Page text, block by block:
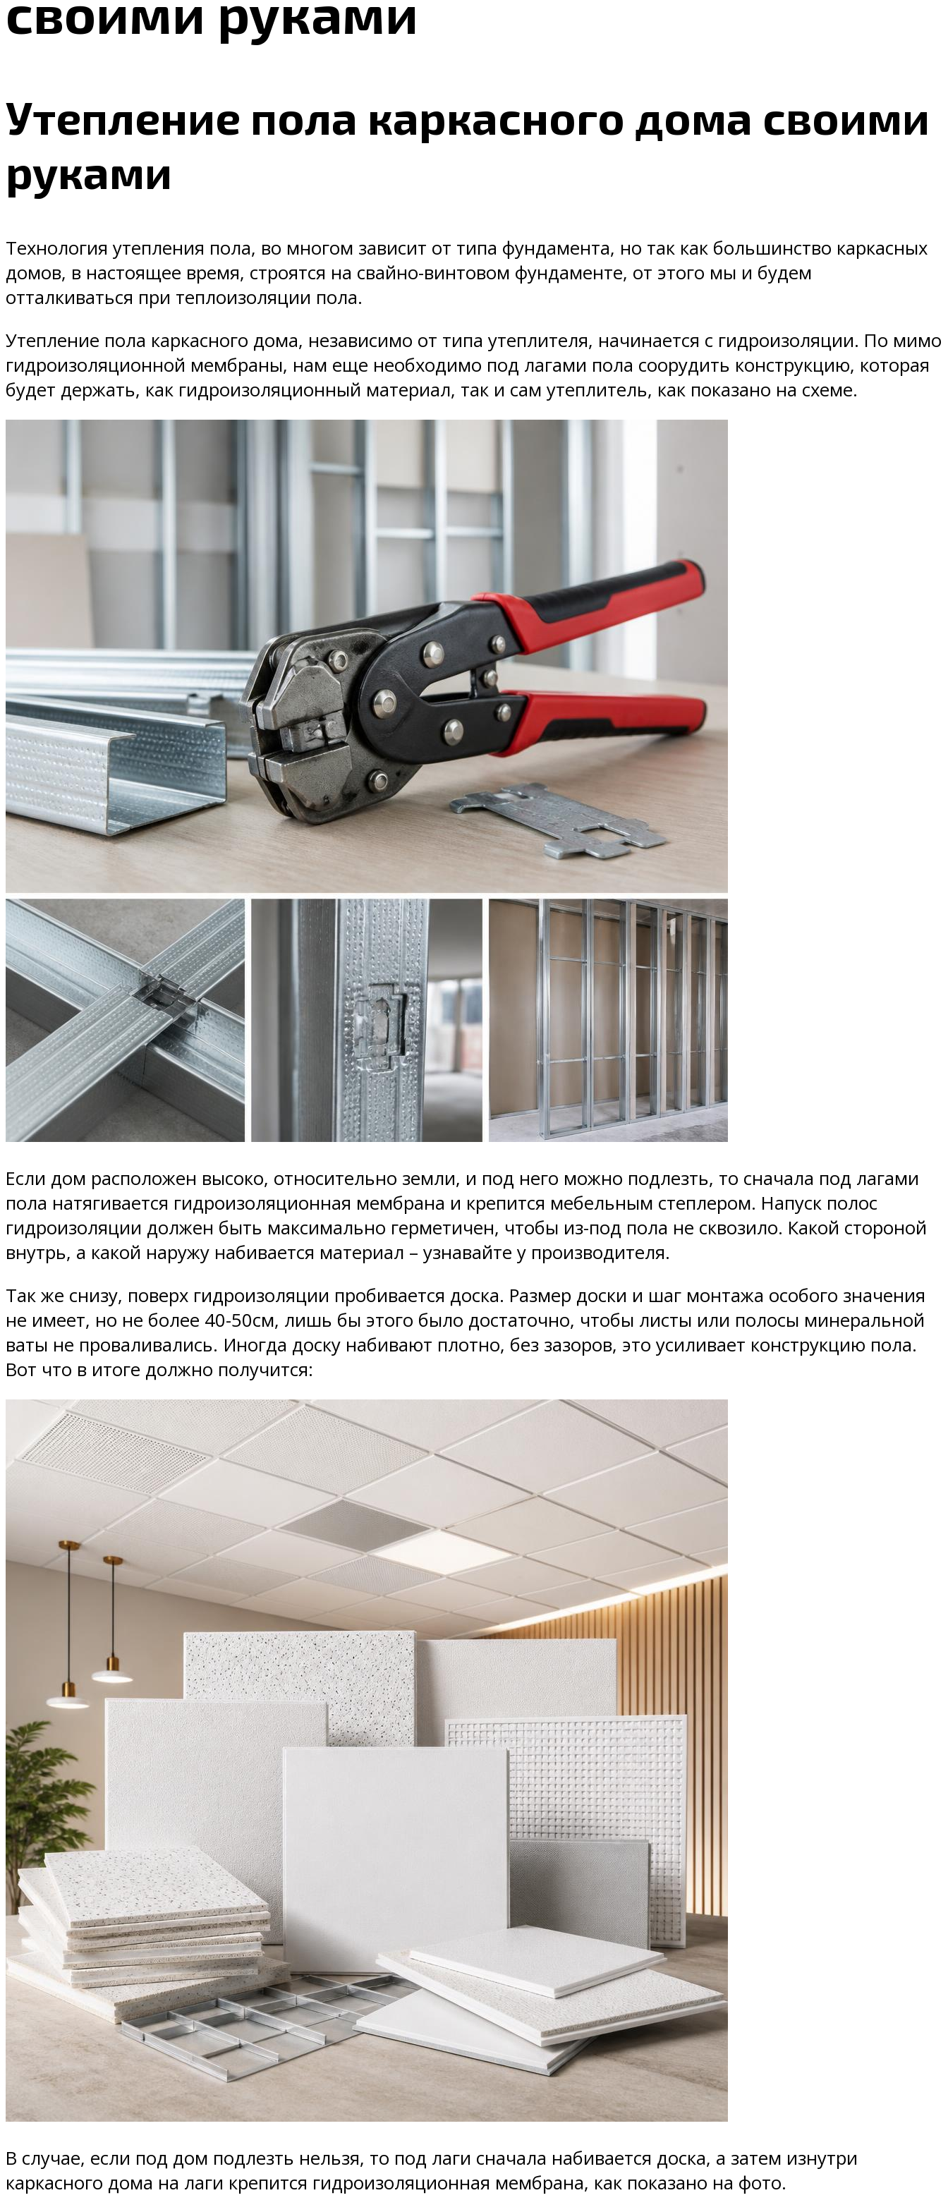
Утепление пола каркасного дома своими
руками
Технология утепления пола, во многом зависит от типа фундамента, но так как большинство каркасных
домов, в настоящее время, строятся на свайно-винтовом фундаменте, от этого мы и будем
отталкиваться при теплоизоляции пола.
Утепление пола каркасного дома, независимо от типа утеплителя, начинается с гидроизоляции. По мимо
гидроизоляционной мембраны, нам еще необходимо под лагами пола соорудить конструкцию, которая
будет держать, как гидроизоляционный материал, так и сам утеплитель, как показано на схеме.
Если дом расположен высоко, относительно земли, и под него можно подлезть, то сначала под лагами
пола натягивается гидроизоляционная мембрана и крепится мебельным степлером. Напуск полос
гидроизоляции должен быть максимально герметичен, чтобы из-под пола не сквозило. Какой стороной
внутрь, а какой наружу набивается материал – узнавайте у производителя.
Так же снизу, поверх гидроизоляции пробивается доска. Размер доски и шаг монтажа особого значения
не имеет, но не более 40-50см, лишь бы этого было достаточно, чтобы листы или полосы минеральной
ваты не проваливались. Иногда доску набивают плотно, без зазоров, это усиливает конструкцию пола.
Вот что в итоге должно получится:
В случае, если под дом подлезть нельзя, то под лаги сначала набивается доска, а затем изнутри
каркасного дома на лаги крепится гидроизоляционная мембрана, как показано на фото.